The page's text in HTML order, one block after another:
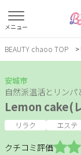
メニュー
すでに会員の方
ジャンルで探す
ヘア・メイク ネ
BEAUTY chaoo TOP
安城市
自然派温活とリンパ
Lemon cake(
リラク エステ
クチコミ評価